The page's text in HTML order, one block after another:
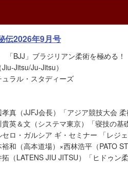
伝2026年9月号
BJJ」ブラジリアン柔術を極める！
Jitsu/Ju-Jitsu）
ュラル・スタディーズ
真（JJFJ会長）「アジア競技大会 柔
英＆文（システマ東京）「寝技の基
ロ・ガルシア ギ・セミナー 「レジェ
和（高本道場）×西林浩平（PATO
（LATENS JIU JITSU）「ヒドゥン